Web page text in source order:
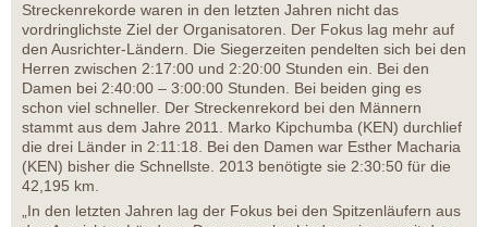
Streckenrekorde waren in den letzten Jahren nicht das
vordringlichste Ziel der Organisatoren. Der Fokus lag mehr auf
den Ausrichter-Ländern. Die Siegerzeiten pendelten sich bei den
Herren zwischen 2:17:00 und 2:20:00 Stunden ein. Bei den
Damen bei 2:40:00 – 3:00:00 Stunden. Bei beiden ging es
schon viel schneller. Der Streckenrekord bei den Männern
stammt aus dem Jahre 2011. Marko Kipchumba (KEN) durchlief
die drei Länder in 2:11:18. Bei den Damen war Esther Macharia
(KEN) bisher die Schnellste. 2013 benötigte sie 2:30:50 für die
42,195 km.
„In den letzten Jahren lag der Fokus bei den Spitzenläufern aus